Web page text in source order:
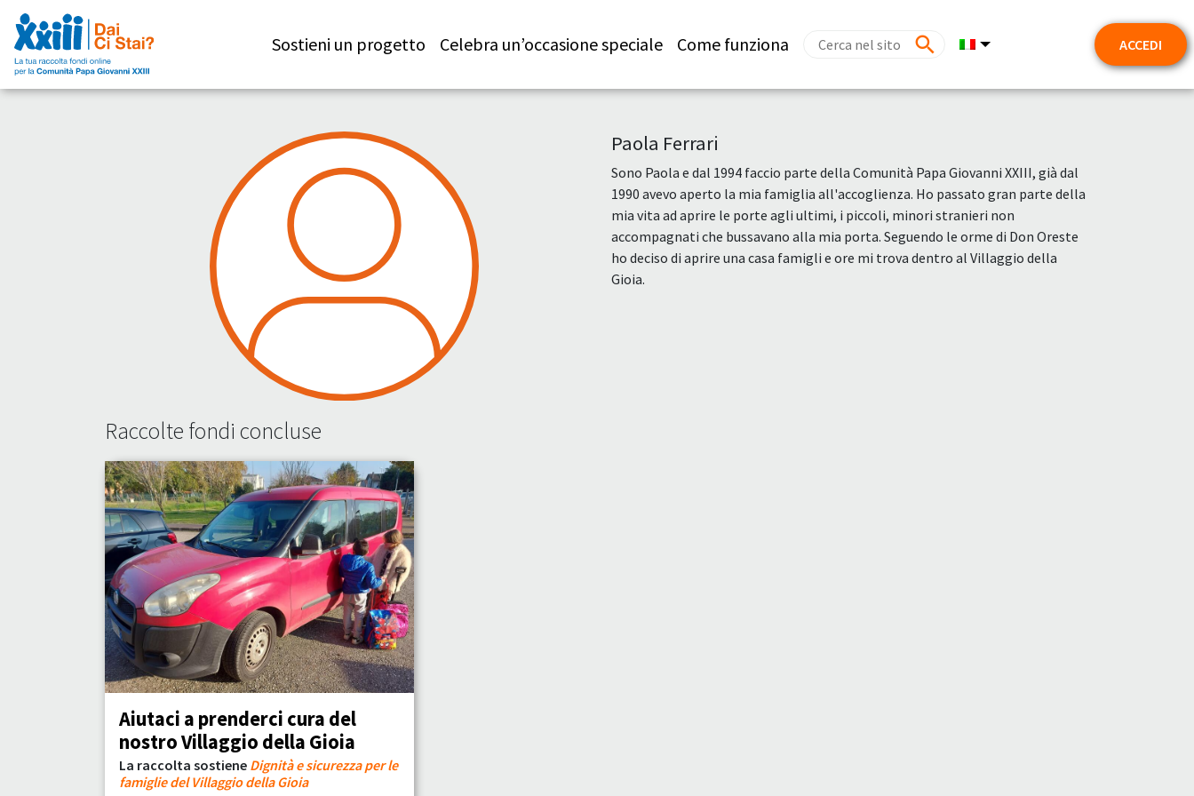
Sostieni un progetto Celebra un’occasione speciale Come funziona ACCEDI
Paola Ferrari
Sono Paola e dal 1994 faccio parte della Comunità Papa Giovanni XXIII, già dal
1990 avevo aperto la mia famiglia all'accoglienza. Ho passato gran parte della
mia vita ad aprire le porte agli ultimi, i piccoli, minori stranieri non
accompagnati che bussavano alla mia porta. Seguendo le orme di Don Oreste
ho deciso di aprire una casa famigli e ore mi trova dentro al Villaggio della
Gioia.
Raccolte fondi concluse
Aiutaci a prenderci cura del
nostro Villaggio della Gioia
La raccolta sostiene Dignità e sicurezza per le
famiglie del Villaggio della Gioia